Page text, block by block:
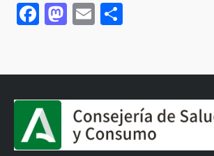
Facebook
Mastodon
Email